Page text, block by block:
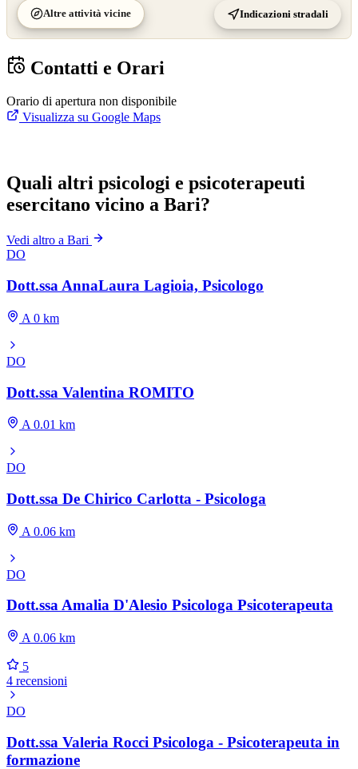
Altre attività vicine Indicazioni stradali
Contatti e Orari
Orario di apertura non disponibile
Visualizza su Google Maps
Quali altri psicologi e psicoterapeuti
esercitano vicino a Bari?
Vedi altro a Bari
DO
Dott.ssa AnnaLaura Lagioia, Psicologo
A 0 km
DO
Dott.ssa Valentina ROMITO
A 0.01 km
DO
Dott.ssa De Chirico Carlotta - Psicologa
A 0.06 km
DO
Dott.ssa Amalia D'Alesio Psicologa Psicoterapeuta
A 0.06 km
5
4 recensioni
DO
Dott.ssa Valeria Rocci Psicologa - Psicoterapeuta in
formazione